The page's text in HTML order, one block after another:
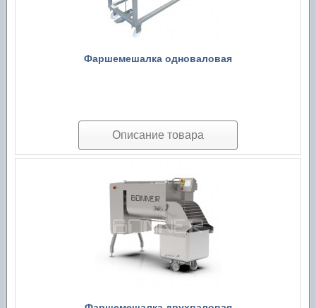
Фаршемешалка одноваловая
Описание товара